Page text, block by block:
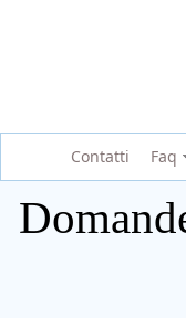
Contatti Faq